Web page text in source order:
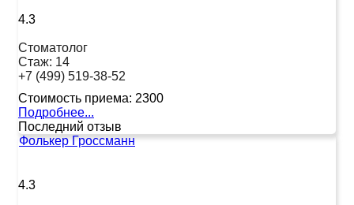
4.3
Стоматолог
Стаж: 14
+7 (499) 519-38-52
Стоимость приема: 2300
Подробнее...
Последний отзыв
Фолькер Гроссманн
4.3